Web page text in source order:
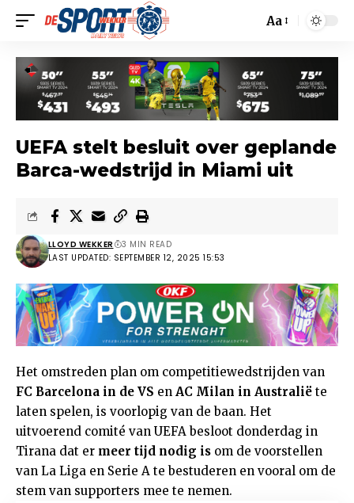
Aa
UEFA stelt besluit over geplande
Barca-wedstrijd in Miami uit
LAST UPDATED: SEPTEMBER 12, 2025 15:53
LLOYD WEKKER 3 MIN READ
Het omstreden plan om competitiewedstrijden van
FC Barcelona in de VS en AC Milan in Australië te
laten spelen, is voorlopig van de baan. Het
uitvoerend comité van UEFA besloot donderdag in
Tirana dat er meer tijd nodig is om de voorstellen
van La Liga en Serie A te bestuderen en vooral om de
stem van supporters mee te nemen.